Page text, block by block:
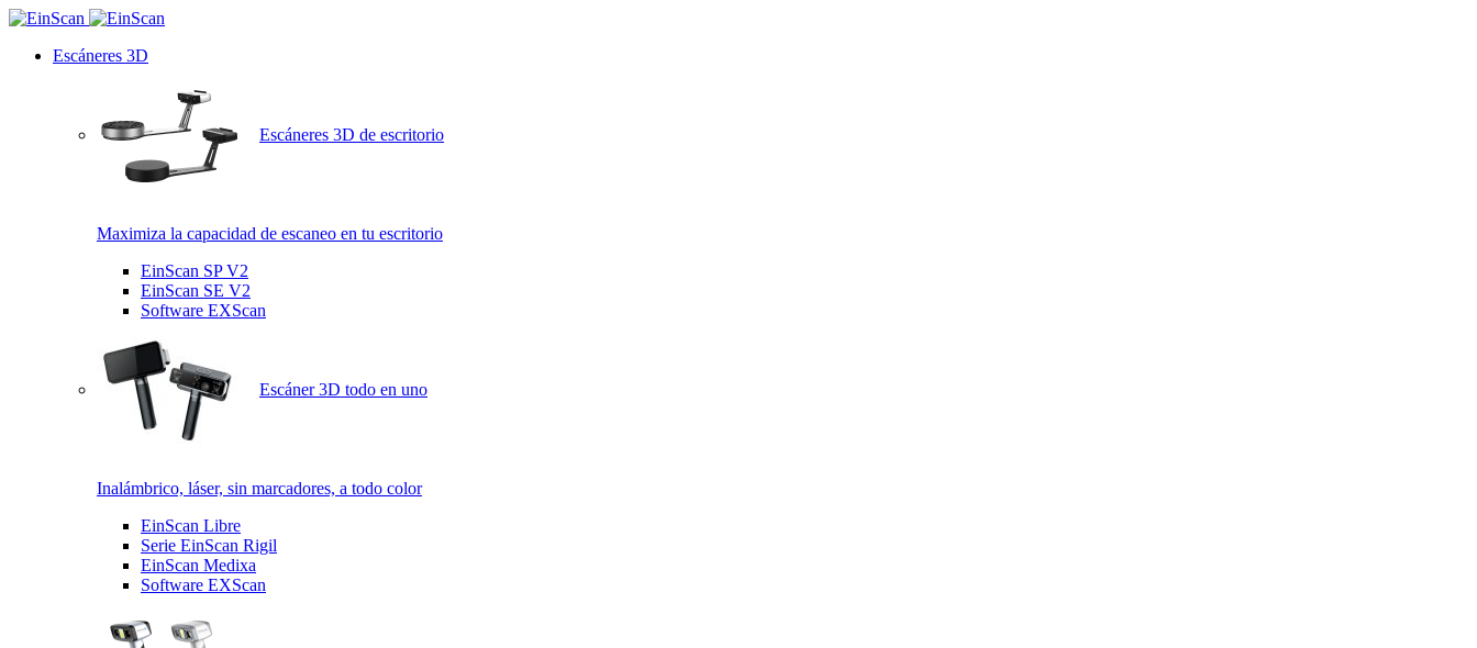
Escáneres 3D
Escáneres 3D de escritorio
Maximiza la capacidad de escaneo en tu escritorio
EinScan SP V2
EinScan SE V2
Software EXScan
Escáner 3D todo en uno
Inalámbrico, láser, sin marcadores, a todo color
EinScan Libre
Serie EinScan Rigil
EinScan Medixa
Software EXScan